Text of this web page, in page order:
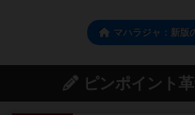
マハラジャ：新版
ピンポイント